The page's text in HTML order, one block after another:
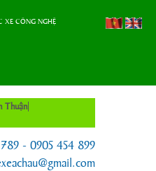
XE CÔNG NGHỆ
Thuận
- 0905 454 899